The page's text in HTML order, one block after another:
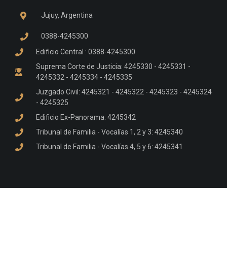
Jujuy, Argentina
0388-4245300
Edificio Central : 0388-4245300
Suprema Corte de Justicia: 4245330 - 4245331 -
4245332 - 4245334 - 4245335
Juzgado Civil: 4245321 - 4245322 - 4245323 - 4245324
- 4245325
Edificio Ex-Panorama: 4245342
Tribunal de Familia - Vocalías 1, 2 y 3: 4245340
Tribunal de Familia - Vocalías 4, 5 y 6: 4245341